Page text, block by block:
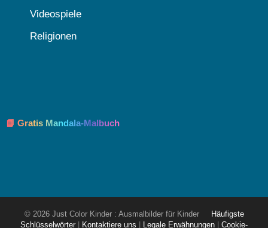
Videospiele
Religionen
📘 Gratis Mandala-Malbuch
© 2026 Just Color Kinder : Ausmalbilder für Kinder
Häufigste
Schlüsselwörter
Kontaktiere uns Legale Erwähnungen Cookie-